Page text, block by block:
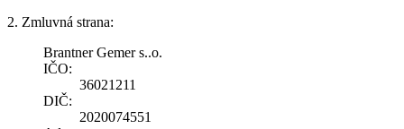
2. Zmluvná strana:
Brantner Gemer s..o.
IČO:
36021211
DIČ:
2020074551